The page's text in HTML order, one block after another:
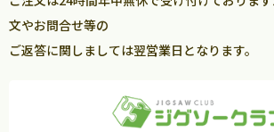
文やお問合せ等の
ご返答に関しましては翌営業日となります。